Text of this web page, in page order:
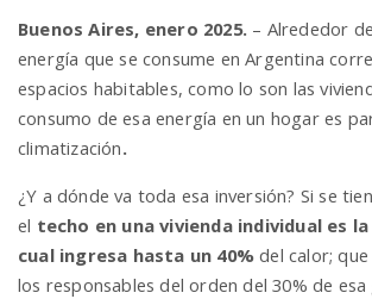
o
n
Buenos Aires, enero 2025. – Alrededor
energía que se consume en Argentina
espacios habitables, como lo son las
consumo de esa energía en un hogar es
climatización.
¿Y a dónde va toda esa inversión? Si se
el techo en una vivienda individual es
cual ingresa hasta un 40%del calor;
los responsables del orden del 30% de esa